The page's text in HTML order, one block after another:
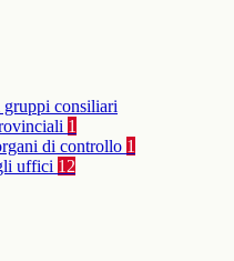
consiliari
1
di controllo 1
uffici 12